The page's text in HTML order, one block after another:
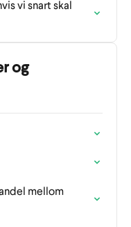
vi snart skal
og
mellom